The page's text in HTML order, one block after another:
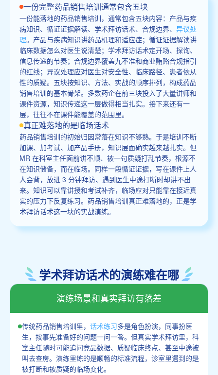
一份完整药品销售培训通常包含五块
一份能落地的药品销售培训，通常包含五块内容：产品与疾
病知识、循证证据解读、学术拜访话术、合规边界、 异议处
理。产品与疾病知识讲药品机理和适应症；循证证据解读讲
临床数据怎么对医生说清楚；学术拜访话术定开场、探询、
信息传递的节奏；合规边界覆盖九不准和商业贿赂合规指引
的红线；异议处理应对医生对安全性、临床路径、患者依从
性的质疑。五块按知识、方法、实战的顺序排列，构成药品
销售培训的基本骨架。多数药企在前三块投入了大量讲师和
课件资源，知识传递这一层做得相当扎实。接下来还有一
层，往往不在课件能覆盖的范围里。
真正难落地的是临场话术
药品销售培训的初始归因常落在知识不够熟。于是培训不断
加课、加考试、加产品手册，知识层面确实越来越扎实。但
MR 在科室主任面前讲不顺、被一句质疑打乱节奏，根源不
在知识储备，而在临场。同样一段循证证据，写在课件上人
人会背，放进 3 分钟拜访、遇到医生中途打断时却讲不出
来。知识可以靠讲授和考试补齐，临场应对只能靠在接近真
实的压力下反复练习。药品销售培训真正难落地的，正是学
术拜访话术这一块的实战演练。
学术拜访话术的演练难在哪
演练场景和真实拜访有落差
传统药品销售培训里， 话术练习多是角色扮演，同事扮医
生，按事先准备好的问题一问一答。但真实学术拜访里，科
室主任随时可能追问竞品数据、质疑临床终点、甚至中途被
叫去查房。演练里练的是顺畅的标准流程，诊室里遇到的是
被打断和被质疑的临场变化。